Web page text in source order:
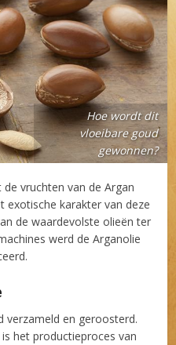
Hoe wordt dit
vloeibare goud
gewonnen?
vruchten van de Argan
exotische karakter van deze
de waardevolste olieën ter
werd de Arganolie
verzameld en geroosterd.
het productieproces van